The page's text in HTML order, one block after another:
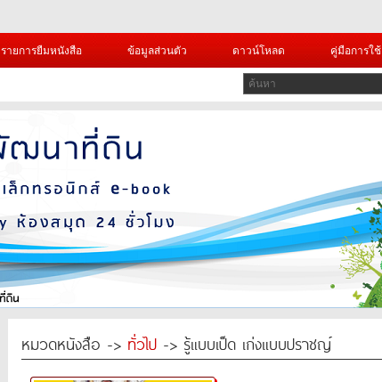
รายการยืมหนังสือ ข้อมูลส่วนตัว ดาวน์โหลด คู่มือการใช้
หมวดหนังสือ -> ทั่วไป -> รู้แบบเป็ด เก่งแบบปราชญ์